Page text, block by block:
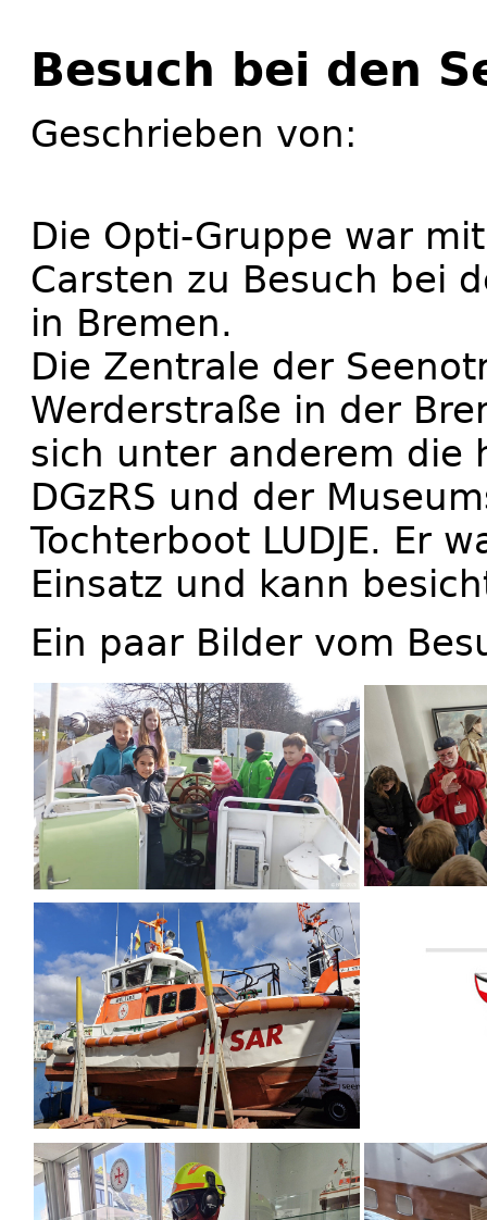
Besuch bei den
Geschrieben von:
Die Opti-Gruppe war
Carsten zu Besuch bei
in Bremen.
Die Zentrale der
Werderstraße in der
sich unter anderem die
DGzRS und der
Tochterboot LUDJE. Er
Einsatz und kann
Ein paar Bilder vom